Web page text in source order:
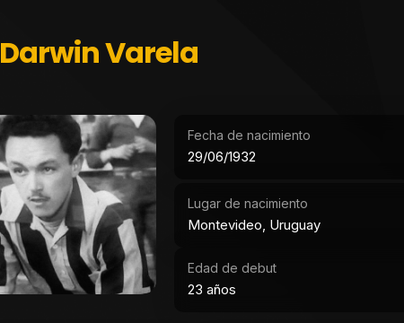
Darwin Varela
Fecha de nacimiento
29/06/1932
Lugar de nacimiento
Montevideo, Uruguay
Edad de debut
23 años